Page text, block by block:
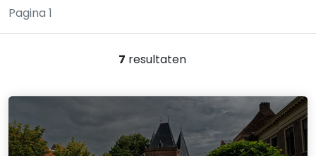
Pagina 1
7 resultaten